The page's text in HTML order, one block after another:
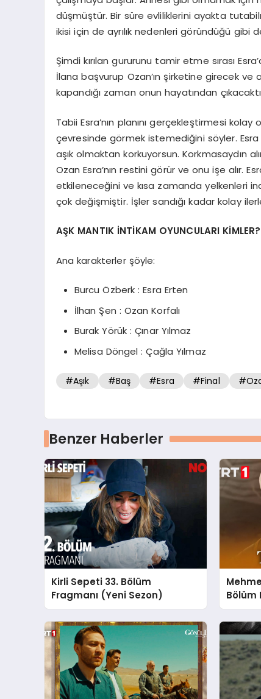
düşmüştür. Bir süre evliliklerini ayakta
ikisi için de ayrılık nedenleri göründüğü gibi
Şimdi kırılan gururunu tamir etme sırası
İlana başvurup Ozan’ın şirketine girecek ve
kapandığı zaman onun hayatından
Tabii Esra’nın planını gerçekleştirmesi
çevresinde görmek istemediğini söyler. Esra
aşık olmaktan korkuyorsun. Korkmasaydın
Ozan Esra’nın restini görür ve onu işe alır.
etkileneceğini ve kısa zamanda yelkenleri
çok değişmiştir. İşler sandığı kadar kolay
AŞK MANTIK İNTİKAM OYUNCULARI KİMLER?
Ana karakterler şöyle:
Burcu Özberk : Esra Erten
İlhan Şen : Ozan Korfalı
Burak Yörük : Çınar Yılmaz
Melisa Döngel : Çağla Yılmaz
#Aşık #Baş #Esra #Final
Benzer Haberler
Kirli Sepeti 33. Bölüm
Fragmanı (Yeni Sezon)
Bölüm
Sezon)